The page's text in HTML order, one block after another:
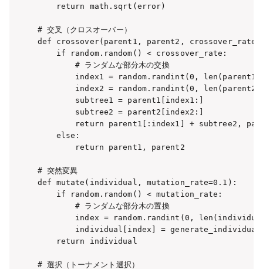
    return math.sqrt(error)
# 交叉（クロスオーバー）
def crossover(parent1, parent2,
    if random.random() < crossover_rate:
        # ランダムな部分木の交換
index1 = random.randint(0,
index2 = random.randint(0,
        subtree1 = parent1[index1:]
        subtree2 = parent2[index2:]
return parent1[:index1] + subtree2,
    else:
        return parent1, parent2
# 突然変異
def mutate(individual, mutation_rate=0.1):
    if random.random() < mutation_rate:
        # ランダムな部分木の置換
index = random.randint(0,
individual[index] =
    return individual
# 選択（トーナメント選択）